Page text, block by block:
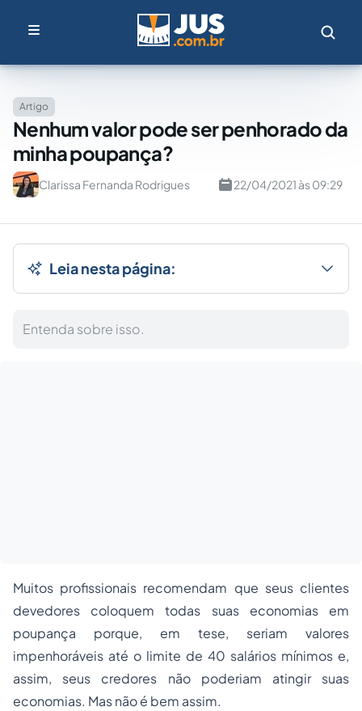
Artigo
Nenhum valor pode ser penhorado da
minha poupança?
Clarissa Fernanda Rodrigues 22/04/2021 às 09:29
Leia nesta página:
Entenda sobre isso.
Muitos profissionais recomendam que seus clientes
devedores coloquem todas suas economias em
poupança porque, em tese, seriam valores
impenhoráveis até o limite de 40 salários mínimos e,
assim, seus credores não poderiam atingir suas
economias. Mas não é bem assim.